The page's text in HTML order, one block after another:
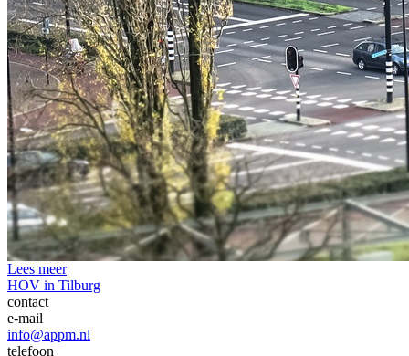
Lees meer
HOV in Tilburg
contact
e-mail
info@appm.nl
telefoon